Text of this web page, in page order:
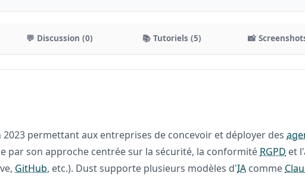
💬 Discussion (0) 📚 Tutoriels (5) 📸
2023 permettant aux entreprises de concevoir et déployer des
par son approche centrée sur la sécurité, la conformité RGPD et
GitHub, etc.). Dust supporte plusieurs modèles d'IA comme